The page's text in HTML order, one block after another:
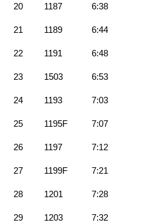
20 1187 6:38
21 1189 6:44
22 1191 6:48
23 1503 6:53
24 1193 7:03
25 1195F 7:07
26 1197 7:12
27 1199F 7:21
28 1201 7:28
29 1203 7:32